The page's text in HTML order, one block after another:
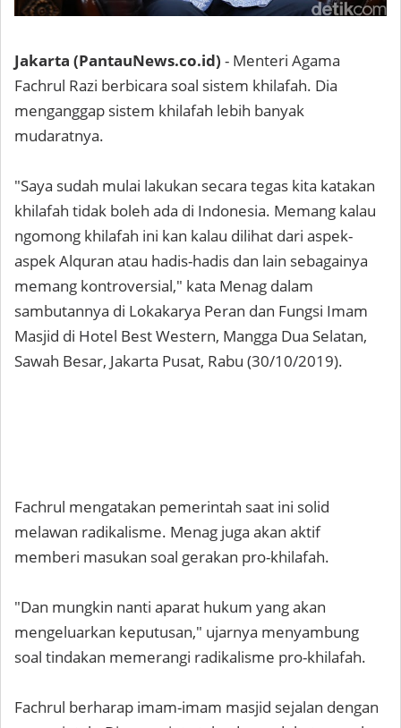
Jakarta (PantauNews.co.id) - Menteri Agama
Fachrul Razi berbicara soal sistem khilafah. Dia
menganggap sistem khilafah lebih banyak
mudaratnya.
"Saya sudah mulai lakukan secara tegas kita katakan
khilafah tidak boleh ada di Indonesia. Memang kalau
ngomong khilafah ini kan kalau dilihat dari aspek-
aspek Alquran atau hadis-hadis dan lain sebagainya
memang kontroversial," kata Menag dalam
sambutannya di Lokakarya Peran dan Fungsi Imam
Masjid di Hotel Best Western, Mangga Dua Selatan,
Sawah Besar, Jakarta Pusat, Rabu (30/10/2019).
Fachrul mengatakan pemerintah saat ini solid
melawan radikalisme. Menag juga akan aktif
memberi masukan soal gerakan pro-khilafah.
"Dan mungkin nanti aparat hukum yang akan
mengeluarkan keputusan," ujarnya menyambung
soal tindakan memerangi radikalisme pro-khilafah.
Fachrul berharap imam-imam masjid sejalan dengan